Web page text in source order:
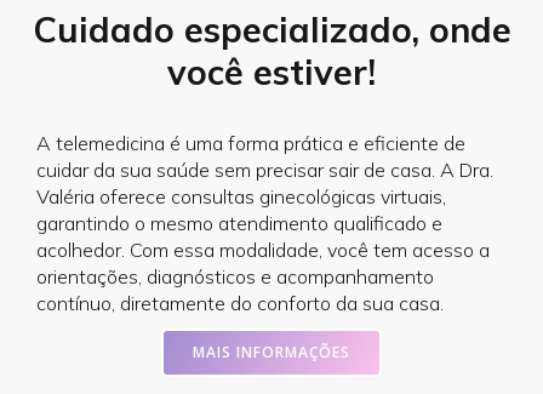
Cuidado especializado, onde
você estiver!
A telemedicina é uma forma prática e eficiente de
cuidar da sua saúde sem precisar sair de casa. A Dra.
Valéria oferece consultas ginecológicas virtuais,
garantindo o mesmo atendimento qualificado e
acolhedor. Com essa modalidade, você tem acesso a
orientações, diagnósticos e acompanhamento
contínuo, diretamente do conforto da sua casa.
MAIS INFORMAÇÕES